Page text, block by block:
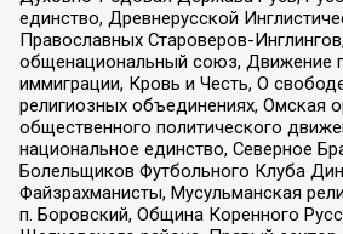
единство, Древнерусской
Православных Староверов-
общенациональный союз, Движение
иммиграции, Кровь и Честь, О
религиозных объединениях, Омская
общественного политического
национальное единство, Северное
Болельщиков Футбольного Клуба
Файзрахманисты, Мусульманская
п. Боровский, Община Коренного